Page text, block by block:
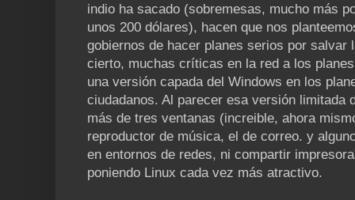
indio ha sacado (sobremesas, mucho más
unos 200 dólares), hacen que nos
gobiernos de hacer planes serios por salvar
cierto, muchas críticas en la red a los
una versión capada del Windows en los
ciudadanos. Al parecer esa versión limitada
más de tres ventanas (increible, ahora
reproductor de música, el de correo. y
en entornos de redes, ni compartir
poniendo Linux cada vez más atractivo.